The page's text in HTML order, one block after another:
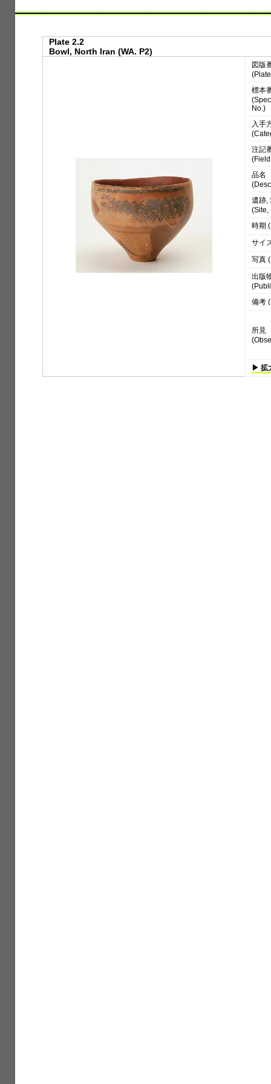
Plate 2.2
Bowl, North Iran (WA. P2)
図版
標本
No.)
入手
注記
品名
遺跡,
(Site,
時期
サイ
写真
出版
備考
所見
▶ 拡